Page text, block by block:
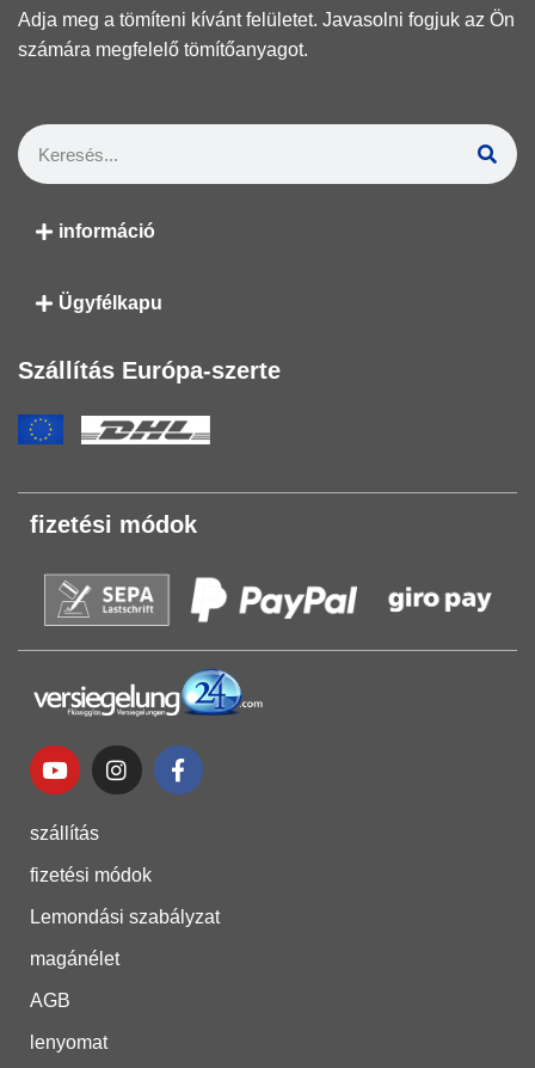
Adja meg a tömíteni kívánt felületet. Javasolni fogjuk az Ön
számára megfelelő tömítőanyagot.
információ
Ügyfélkapu
Szállítás Európa-szerte
fizetési módok
szállítás
fizetési módok
Lemondási szabályzat
magánélet
AGB
lenyomat